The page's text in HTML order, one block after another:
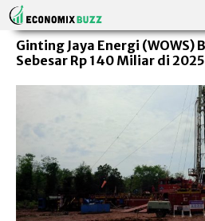
Ginting Jaya Energi (WOWS)
Sebesar Rp 140 Miliar di 2025